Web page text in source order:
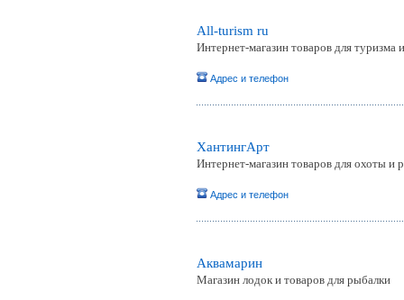
All-turism ru
Интернет-магазин товаров для туризма
Адрес и телефон
ХантингАрт
Интернет-магазин товаров для охоты и
Адрес и телефон
Аквамарин
Магазин лодок и товаров для рыбалки